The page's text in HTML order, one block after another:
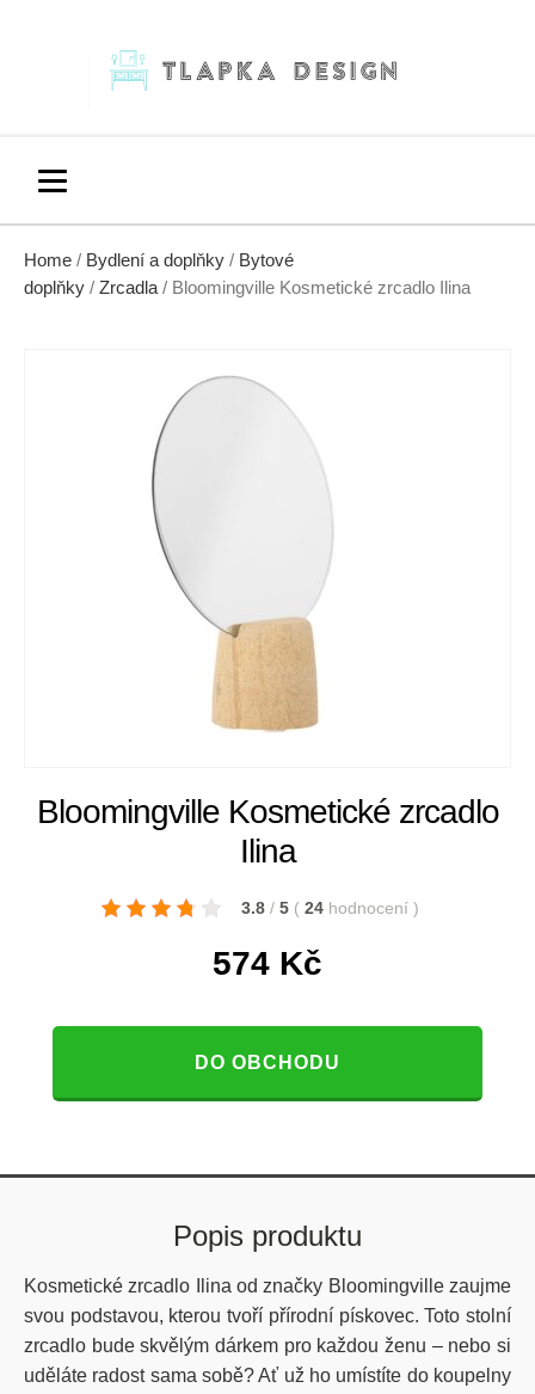
Home / Bydlení a doplňky / Bytové
doplňky / Zrcadla / Bloomingville Kosmetické zrcadlo Ilina
Bloomingville Kosmetické zrcadlo
Ilina
3.8 / 5 ( 24 hodnocení )
574 Kč
DO OBCHODU
Popis produktu
Kosmetické zrcadlo Ilina od značky Bloomingville zaujme
svou podstavou, kterou tvoří přírodní pískovec. Toto stolní
zrcadlo bude skvělým dárkem pro každou ženu – nebo si
uděláte radost sama sobě? Ať už ho umístíte do koupelny